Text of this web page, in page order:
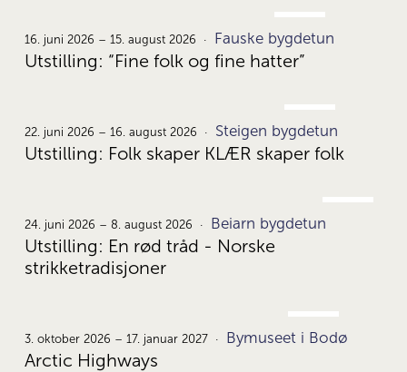
16.
16. juni 2026 – 15. august 2026 Fauske bygdetun
Utstilling: “Fine folk og fine hatter”
22.
22. juni 2026 – 16. august 2026 Steigen bygdetun
Utstilling: Folk skaper KLÆR skaper folk
24. juni 2026 – 8. august 2026 Beiarn bygdetun
Utstilling: En rød tråd - Norske
strikketradisjoner
3.
3. oktober 2026 – 17. januar 2027 Bymuseet i Bodø
Arctic Highways